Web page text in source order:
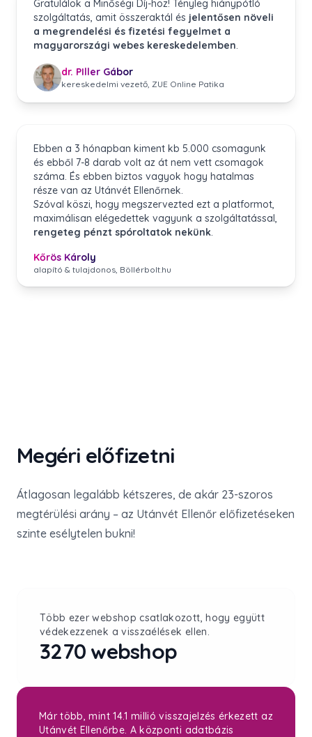
Gratulálok a Minőségi Díj-hoz! Tényleg hiánypótló
szolgáltatás, amit összeraktál és jelentősen növeli
a megrendelési és fizetési fegyelmet a
magyarországi webes kereskedelemben.
dr. PIller Gábor
kereskedelmi vezető, ZUE Online Patika
Ebben a 3 hónapban kiment kb 5.000 csomagunk
és ebből 7-8 darab volt az át nem vett csomagok
száma. És ebben biztos vagyok hogy hatalmas
része van az Utánvét Ellenőrnek.
Szóval köszi, hogy megszervezted ezt a platformot,
maximálisan elégedettek vagyunk a szolgáltatással,
rengeteg pénzt spóroltatok nekünk.
Kőrös Károly
alapító & tulajdonos, Böllérbolt.hu
Megéri előfizetni
Átlagosan legalább kétszeres, de akár 23-szoros
megtérülési arány – az Utánvét Ellenőr előfizetéseken
szinte esélytelen bukni!
3270 webshop
Több ezer webshop csatlakozott, hogy együtt
védekezzenek a visszaélések ellen.
Már több, mint 14.1 millió visszajelzés érkezett az
Utánvét Ellenőrbe. A központi adatbázis